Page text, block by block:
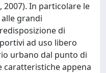
2007). In particolare le
grandi
di
ad uso libero
urbano dal punto di
caratteristiche appena